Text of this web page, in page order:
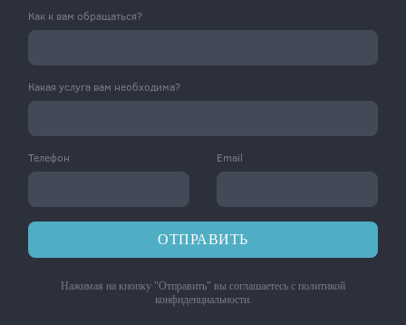
Как к вам обращаться?
Какая услуга вам необходима?
Телефон Email
ОТПРАВИТЬ
Нажимая на кнопку "Отправить" вы соглашаетесь с политикой
конфиденциальности.